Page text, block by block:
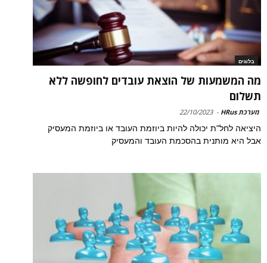
בלוגים
מה המשמעות של הוצאת עובדים לחופשה ללא
תשלום
מערכת HRus -
22/10/2023
היציאה לחל"ת יכולה להיות ביוזמת העובד או ביוזמת המעסיק
אבל היא מותנית בהסכמת העובד והמעסיק